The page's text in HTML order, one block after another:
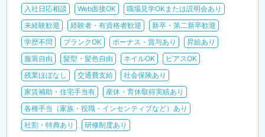
入社日応相談 Web面接OK
職場見学OKまたは説明会あり
未経験歓迎
経験者・有資格者歓迎
新卒・第二新卒歓迎
学歴不問
ブランクOK ボーナス・賞与あり
昇給あり
服装自由
髪型・髪色自由 ネイルOK
ピアスOK
残業ほぼなし
交通費支給
社会保険あり
家賃補助・住宅手当有
産休・育休取得実績あり
各種手当（家族・役職・インセンティブなど）あり
社割・特典あり
研修制度あり